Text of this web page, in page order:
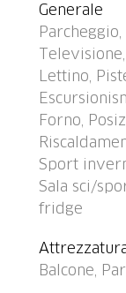
pendio, a 4 km
tavolo,
Nella casa:
riscaldamento
comune, extra).
di montagna).
da neve, in
Negozio 500
(18 buche) 25
centro sportivo
risalita 4 km,
m, scuola di sci
località
Generale
Lettino,
Forno,
Sport
Sala sci/
fridge
Balcone,